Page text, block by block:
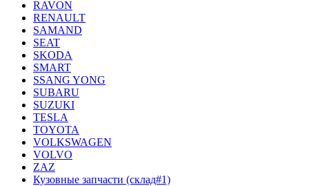
RAVON
RENAULT
SAMAND
SEAT
SKODA
SMART
SSANG YONG
SUBARU
SUZUKI
TESLA
TOYOTA
VOLKSWAGEN
VOLVO
ZAZ
Кузовные запчасти (склад#1)